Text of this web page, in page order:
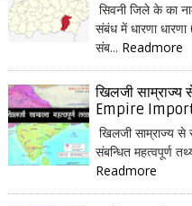
सिवनी जिले के का
संबंध में धारणा
संब... Readmore
खिलजी साम्राज्य
Empire
खिलजी साम्राज्य से
संबन्धित महत्वपूर्ण
Readmore